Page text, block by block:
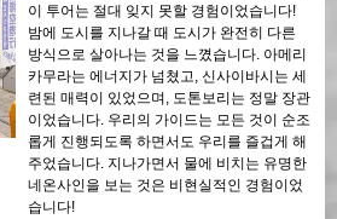
이 투어는 절대 잊지 못할 경험이었습니다!
밤에 도시를 지나갈 때 도시가 완전히 다른
방식으로 살아나는 것을 느꼈습니다. 아메리
카무라는 에너지가 넘쳤고, 신사이바시는 세
련된 매력이 있었으며, 도톤보리는 정말 장관
이었습니다. 우리의 가이드는 모든 것이 순조
롭게 진행되도록 하면서도 우리를 즐겁게 해
주었습니다. 지나가면서 물에 비치는 유명한
네온사인을 보는 것은 비현실적인 경험이었
습니다!